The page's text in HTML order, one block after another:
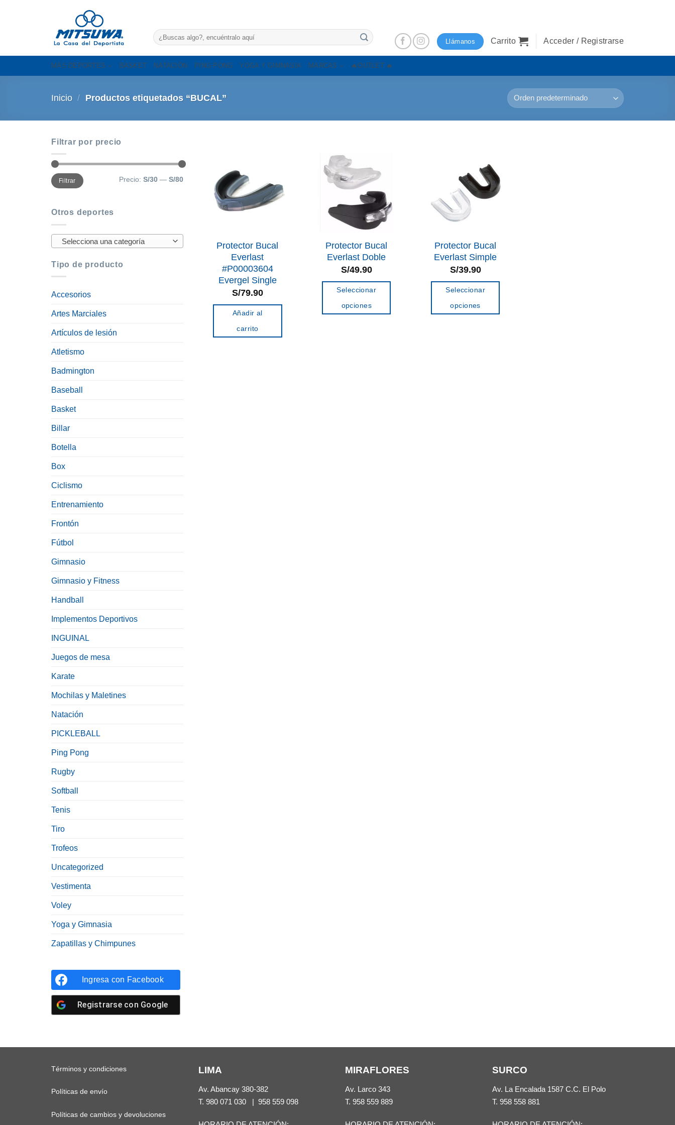
Buscar
por:
Llámanos Carrito Acceder / Registrarse
MÁS DEPORTES BASKET NATACIÓN PING PONG YOGA Y GIMNASIA MARCAS 🔥OUTLET 🔥
Inicio / Productos etiquetados “BUCAL”
Filtrar por precio
Precio
mínimo
Precio
máximo
Filtrar Precio: S/30— S/80
Otros deportes
Selecciona una categoría
Tipo de producto
Accesorios
Artes Marciales
Artículos de lesión
Atletismo
Badmington
Baseball
Basket
Billar
Botella
Box
Ciclismo
Entrenamiento
Frontón
Fútbol
Gimnasio
Gimnasio y Fitness
Handball
Implementos Deportivos
INGUINAL
Juegos de mesa
Karate
Mochilas y Maletines
Natación
PICKLEBALL
Ping Pong
Rugby
Softball
Tenis
Tiro
Trofeos
Uncategorized
Vestimenta
Voley
Yoga y Gimnasia
Zapatillas y Chimpunes
Ingresa con Facebook
Registrarse con Google
Protector Bucal
Everlast
#P00003604
Evergel Single
S/79.90
Añadir al
carrito
Protector Bucal
Everlast Doble
S/49.90
Seleccionar
opciones
Protector Bucal
Everlast Simple
S/39.90
Seleccionar
opciones
Términos y condiciones
Políticas de envío
Políticas de cambios y devoluciones
LIMA
Av. Abancay 380-382
T. 980 071 030| 958 559 098
MIRAFLORES
Av. Larco 343
T. 958 559 889
SURCO
Av. La Encalada 1587 C.C. El Polo
T. 958 558 881